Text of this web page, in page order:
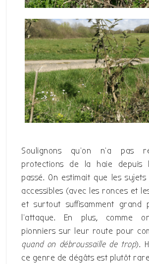
Soulignons qu’on n’a pas
protections de la haie depuis
passé. On estimait que les
accessibles (avec les ronces et
et surtout suffisamment grand
l’attaque. En plus, comme
pionniers sur leur route pour
quand on débroussaille de trop).
ce genre de dégâts est plutôt